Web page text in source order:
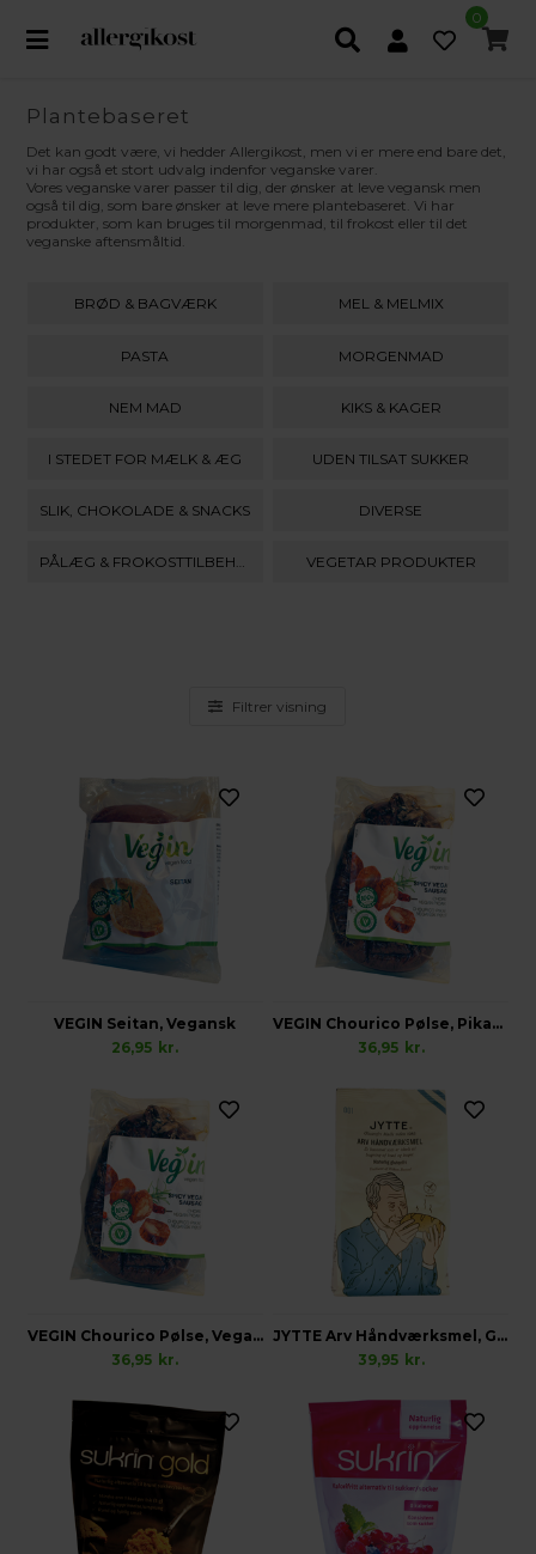
0
Plantebaseret
Det kan godt være, vi hedder Allergikost, men vi er mere end bare det,
vi har også et stort udvalg indenfor veganske varer.
Vores veganske varer passer til dig, der ønsker at leve vegansk men
også til dig, som bare ønsker at leve mere plantebaseret. Vi har
produkter, som kan bruges til morgenmad, til frokost eller til det
veganske aftensmåltid.
BRØD & BAGVÆRK MEL & MELMIX
PASTA MORGENMAD
NEM MAD KIKS & KAGER
I STEDET FOR MÆLK & ÆG UDEN TILSAT SUKKER
SLIK, CHOKOLADE & SNACKS DIVERSE
PÅLÆG & FROKOSTTILBEHØR VEGETAR PRODUKTER
Filtrer visning
VEGIN Seitan, Vegansk
26,95 kr.
VEGIN Chourico Pølse, Pikant, Vegansk
36,95 kr.
VEGIN Chourico Pølse, Vegansk
36,95 kr.
JYTTE Arv Håndværksmel, Glutenfri
39,95 kr.